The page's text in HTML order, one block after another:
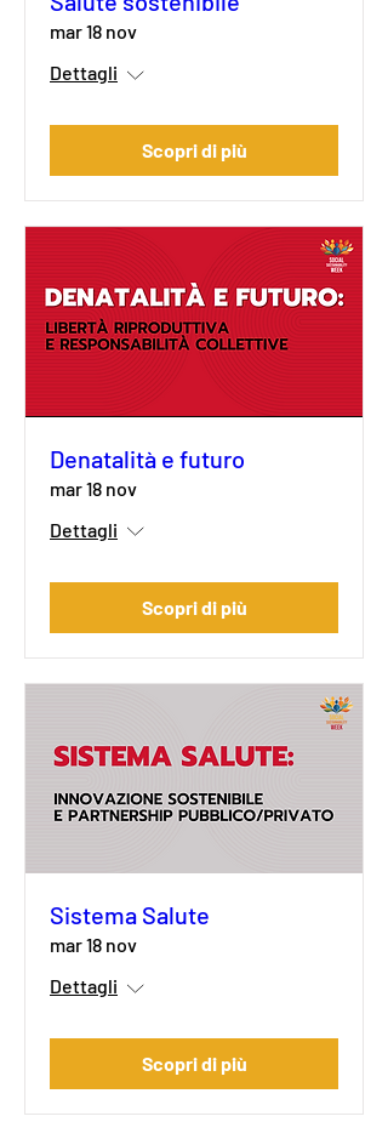
mar 18 nov
Dettagli
Scopri di più
Denatalità e futuro
mar 18 nov
Dettagli
Scopri di più
Sistema Salute
mar 18 nov
Dettagli
Scopri di più